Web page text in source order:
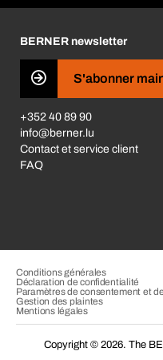
Les magasins BERNER
Business Conduct
BERNER newsletter
S'abonner
+352 40 89 90
info@berner.lu
Contact et service client
FAQ
Copyright © 2026. The
Conditions générales
Déclaration de confidentialité
Paramètres de consentement et
Gestion des plaintes
Mentions légales